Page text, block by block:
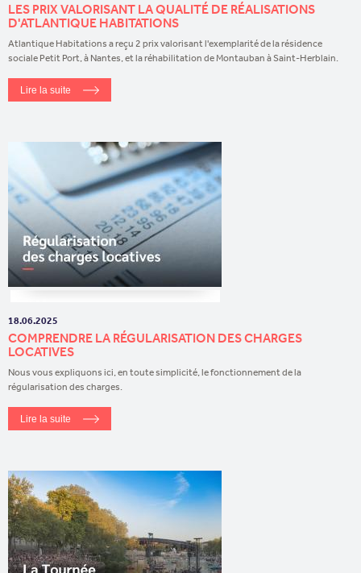
LES PRIX VALORISANT LA QUALITÉ DE RÉALISATIONS
D'ATLANTIQUE HABITATIONS
Atlantique Habitations a reçu 2 prix valorisant l'exemplarité de la résidence
sociale Petit Port, à Nantes, et la réhabilitation de Montauban à Saint-Herblain.
Lire la suite
18.06.2025
COMPRENDRE LA RÉGULARISATION DES CHARGES
LOCATIVES
Nous vous expliquons ici, en toute simplicité, le fonctionnement de la
régularisation des charges.
Lire la suite